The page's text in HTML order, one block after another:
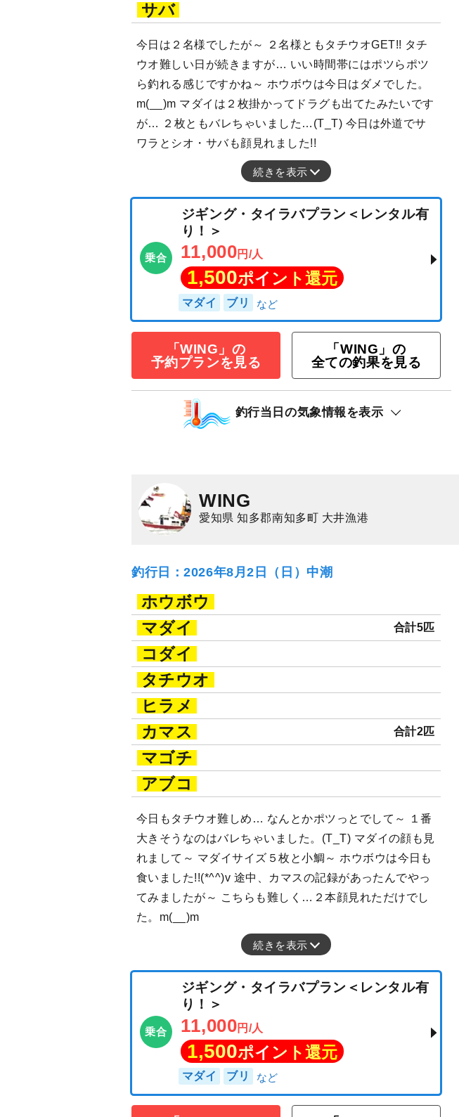
サバ
今日は２名様でしたが～ ２名様ともタチウオGET!! タチ
ウオ難しい日が続きますが… いい時間帯にはポツらポツ
ら釣れる感じですかね～ ホウボウは今日はダメでした。
m(__)m マダイは２枚掛かってドラグも出てたみたいです
が… ２枚ともバレちゃいました…(T_T) 今日は外道でサ
ワラとシオ・サバも顔見れました!!
続きを表示
ジギング・タイラバプラン＜レンタル有
り！＞
11,000
1,500 ポイント還元
「WING」の
予約プランを見る
「WING」の
全ての釣果を見る
釣行当日の気象情報を表示
WING
愛知県 知多郡南知多町 大井漁港
釣行日：2026年8月2日（日）中潮
ホウボウ
マダイ
合計5匹
コダイ
タチウオ
ヒラメ
カマス
合計2匹
マゴチ
アブコ
今日もタチウオ難しめ… なんとかポツっとでして～ １番
大きそうなのはバレちゃいました。(T_T) マダイの顔も見
れまして～ マダイサイズ５枚と小鯛～ ホウボウは今日も
食いました!!(*^^)v 途中、カマスの記録があったんでやっ
てみましたが～ こちらも難しく…２本顔見れただけでし
た。m(__)m
続きを表示